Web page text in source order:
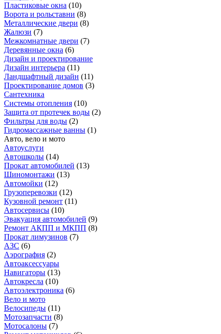
Пластиковые окна (10)
Ворота и рольставни (8)
Металлические двери (8)
Жалюзи (7)
Межкомнатные двери (7)
Деревянные окна (6)
Дизайн и проектирование
Дизайн интерьера (11)
Ландшафтный дизайн (11)
Проектирование домов (3)
Сантехника
Системы отопления (10)
Защита от протечек воды (2)
Фильтры для воды (2)
Гидромассажные ванны (1)
Авто, вело и мото
Автоуслуги
Автошколы (14)
Прокат автомобилей (13)
Шиномонтажи (13)
Автомойки (12)
Грузоперевозки (12)
Кузовной ремонт (11)
Автосервисы (10)
Эвакуация автомобилей (9)
Ремонт АКПП и МКПП (8)
Прокат лимузинов (7)
АЗС (6)
Аэрография (2)
Автоаксессуары
Навигаторы (13)
Автокресла (10)
Автоэлектроника (6)
Вело и мото
Велосипеды (11)
Мотозапчасти (8)
Мотосалоны (7)